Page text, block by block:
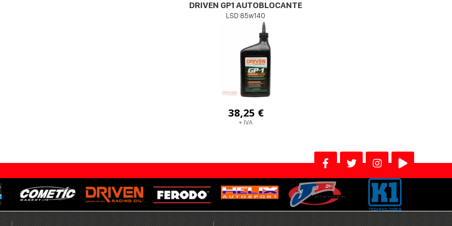
DRIVEN GP1 AUTOBLOCANTE
LSD 85w140
38,25 €
+ IVA